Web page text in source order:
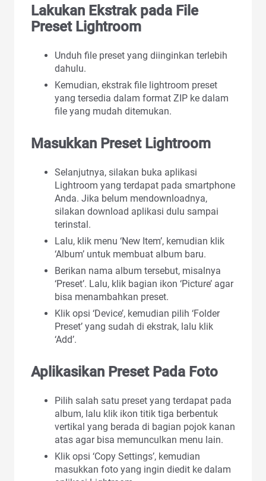
Lakukan Ekstrak pada File
Preset Lightroom
Unduh file preset yang diinginkan terlebih
dahulu.
Kemudian, ekstrak file lightroom preset
yang tersedia dalam format ZIP ke dalam
file yang mudah ditemukan.
Masukkan Preset Lightroom
Selanjutnya, silakan buka aplikasi
Lightroom yang terdapat pada smartphone
Anda. Jika belum mendownloadnya,
silakan download aplikasi dulu sampai
terinstal.
Lalu, klik menu ‘New Item’, kemudian klik
‘Album’ untuk membuat album baru.
Berikan nama album tersebut, misalnya
‘Preset’. Lalu, klik bagian ikon ‘Picture’ agar
bisa menambahkan preset.
Klik opsi ‘Device’, kemudian pilih ‘Folder
Preset’ yang sudah di ekstrak, lalu klik
‘Add’.
Aplikasikan Preset Pada Foto
Pilih salah satu preset yang terdapat pada
album, lalu klik ikon titik tiga berbentuk
vertikal yang berada di bagian pojok kanan
atas agar bisa memunculkan menu lain.
Klik opsi ‘Copy Settings’, kemudian
masukkan foto yang ingin diedit ke dalam